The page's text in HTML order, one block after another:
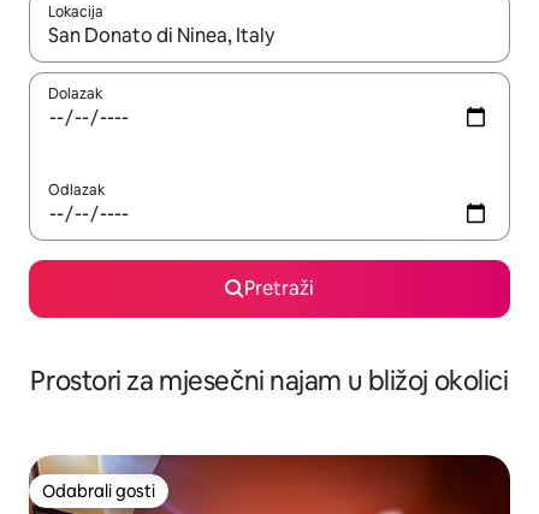
Lokacija
Kada budu dostupni rezultati, moći ćete ih pregledati
Dolazak
Odlazak
Pretraži
Prostori za mjesečni najam u bližoj okolici
Odabrali gosti
Odabrali gosti